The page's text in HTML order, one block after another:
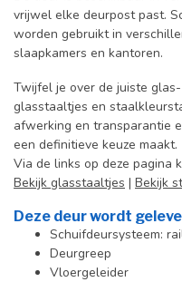
vrijwel elke deurpost past.
worden gebruikt in
slaapkamers en kantoren.
Twijfel je over de juiste
glasstaaltjes en
afwerking en transparantie
een definitieve keuze maakt.
Via de links op deze pagina
Bekijk glasstaaltjes | Bekijk
Deze deur wordt
Schuifdeursysteem:
Deurgreep
Vloergeleider